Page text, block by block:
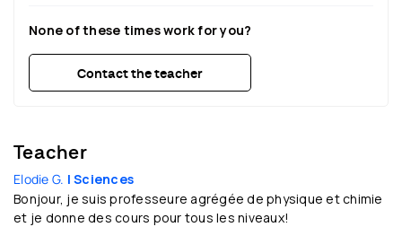
None of these times work for you?
Contact the teacher
Teacher
Elodie G. | Sciences
Bonjour, je suis professeure agrégée de physique et chimie
et je donne des cours pour tous les niveaux!